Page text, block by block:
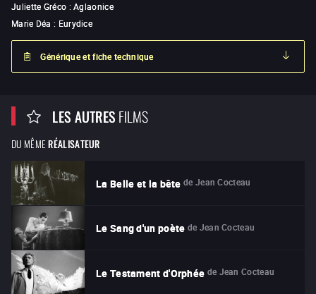
Juliette Gréco :Aglaonice
Marie Déa : Eurydice
Générique et fiche technique
LES AUTRESFILMS
DU MÊME RÉALISATEUR
La Belle et la bête de Jean Cocteau
Le Sang d'un poète de Jean Cocteau
Le Testament d'Orphée de Jean Cocteau